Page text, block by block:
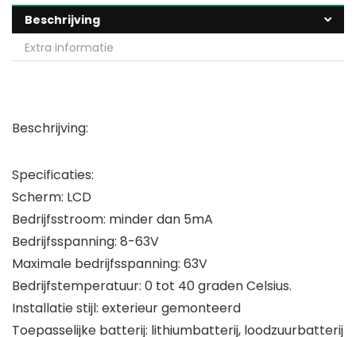
Beschrijving
Extra informatie
Beschrijving:
Specificaties:
Scherm: LCD
Bedrijfsstroom: minder dan 5mA
Bedrijfsspanning: 8-63V
Maximale bedrijfsspanning: 63V
Bedrijfstemperatuur: 0 tot 40 graden Celsius.
Installatie stijl: exterieur gemonteerd
Toepasselijke batterij: lithiumbatterij, loodzuurbatterij